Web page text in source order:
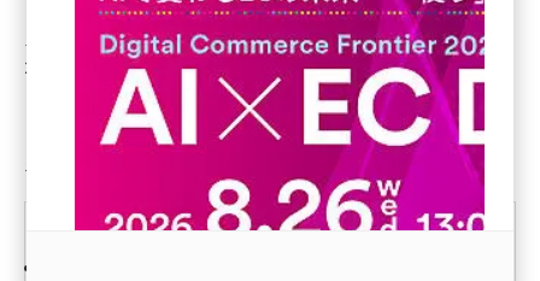
アスクル (1122)
base (1079)
ビィ・フォアード (776)
revico (744)
ネットショップ担当者フォーラム
2026 セミナーレポート
ネットショップ担当者フォーラム 2026 セミナーレポート
4記事（最終更新：2026年08月03日）
最新記事